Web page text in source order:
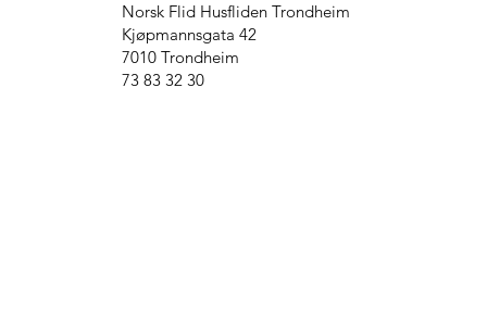
Norsk Flid Husfliden Trondheim
Kjøpmannsgata 42
7010 Trondheim
73 83 32 30